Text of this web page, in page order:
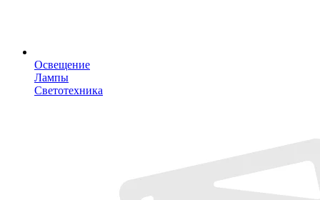
Освещение
Лампы
Светотехника